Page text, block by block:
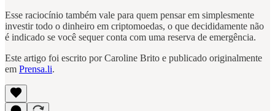
Esse raciocínio também vale para quem pensar em simplesmente
investir todo o dinheiro em criptomoedas, o que decididamente não
é indicado se você sequer conta com uma reserva de emergência.
Este artigo foi escrito por Caroline Brito e publicado originalmente
em Prensa.li.